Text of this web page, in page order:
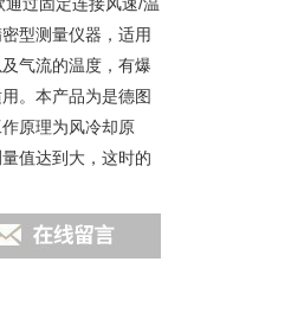
型测量仪器，适用
气流的温度，有爆
。本产品为是德图
原理为风冷却原
值达到大，这时的